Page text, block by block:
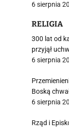
6 sierpnia
RELIGIA
300 lat od
przyjął
6 sierpnia
Boską
6 sierpnia
Rząd i